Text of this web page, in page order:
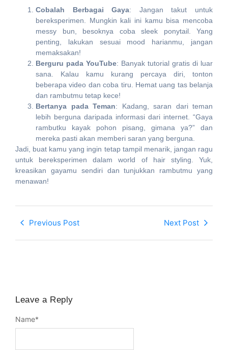
Cobalah Berbagai Gaya: Jangan takut untuk
bereksperimen. Mungkin kali ini kamu bisa mencoba
messy bun, besoknya coba sleek ponytail. Yang
penting, lakukan sesuai mood harianmu, jangan
memaksakan!
Berguru pada YouTube: Banyak tutorial gratis di luar
sana. Kalau kamu kurang percaya diri, tonton
beberapa video dan coba tiru. Hemat uang tas belanja
dan rambutmu tetap kece!
Bertanya pada Teman: Kadang, saran dari teman
lebih berguna daripada informasi dari internet. “Gaya
rambutku kayak pohon pisang, gimana ya?” dan
mereka pasti akan memberi saran yang berguna.
Jadi, buat kamu yang ingin tetap tampil menarik, jangan ragu
untuk bereksperimen dalam world of hair styling. Yuk,
kreasikan gayamu sendiri dan tunjukkan rambutmu yang
menawan!
Previous Post Next Post
Leave a Reply
Name*